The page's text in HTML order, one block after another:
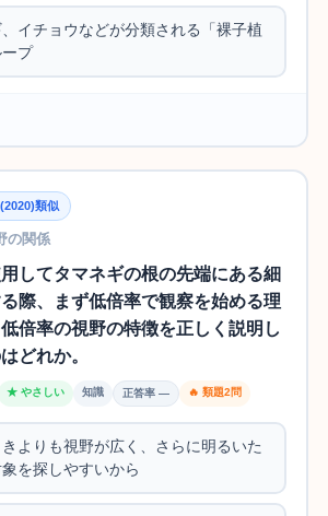
イチョウなどが分類される「裸子植
プ
類似
の関係
してタマネギの根の先端にある細
際、まず低倍率で観察を始める理
倍率の視野の特徴を正しく説明し
どれか。
★ やさしい 知識 正答率 — 🔥 類題2問
よりも視野が広く、さらに明るいた
を探しやすいから